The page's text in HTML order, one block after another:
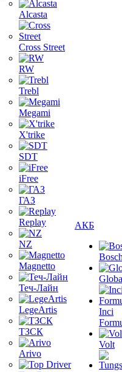
Alcasta
Cross Street
RW
Trebl
Megami
X'trike
SDT
iFree
ГАЗ
Replay
NZ
Magnetto
Теч-Лайн
LegeArtis
ТЗСК
Arivo
АКБ
Inci
Volt